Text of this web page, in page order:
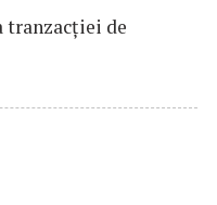
de